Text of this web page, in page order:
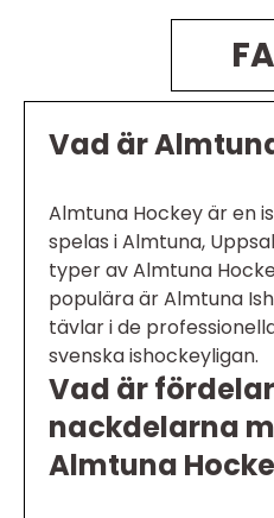
Vad är
Almtuna Hockey är en
spelas i Almtuna,
typer av Almtuna
populära är Almtuna
tävlar i de
svenska ishockeyligan.
Vad är
nackdelarna
Almtuna